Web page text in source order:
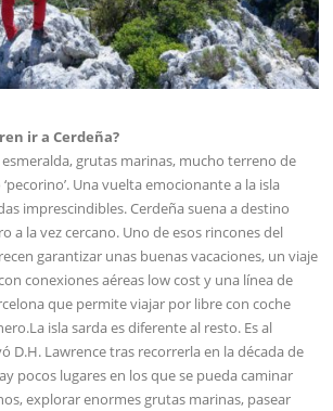
ir a Cerdeña?
esmeralda, grutas marinas, mucho terreno de
Una vuelta emocionante a la isla
imprescindibles. Cerdeña suena a destino
a la vez cercano. Uno de esos rincones del
garantizar unas buenas vacaciones, un viaje
conexiones aéreas low cost y una línea de
que permite viajar por libre con coche
isla sarda es diferente al resto. Es al
D.H. Lawrence tras recorrerla en la década de
pocos lugares en los que se pueda caminar
explorar enormes grutas marinas, pasear